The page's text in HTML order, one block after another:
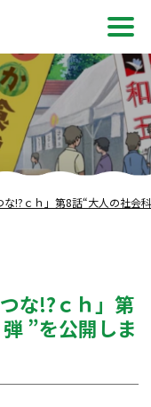
メ
ニ
!?ｃｈ」第8話“大人の社会
な!?ｃｈ」第
”を公開しま